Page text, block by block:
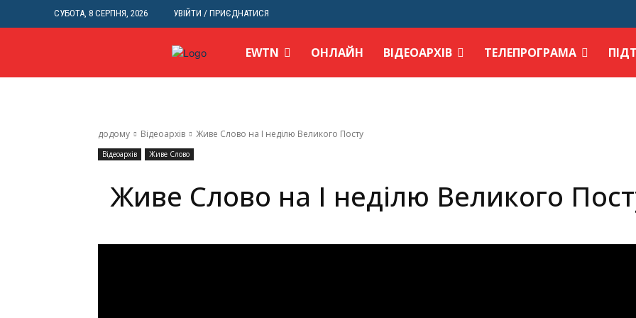
СУБОТА, 8 СЕРПНЯ, 2026 УВІЙТИ / ПРИЄДНАТИСЯ
EWTN ОНЛАЙН ВІДЕОАРХІВ ТЕЛЕПРОГРАМА
додому Відеоархів Живе Слово на І неділю Великого Посту
Відеоархів Живе Слово
Живе Слово на І неділю Великого